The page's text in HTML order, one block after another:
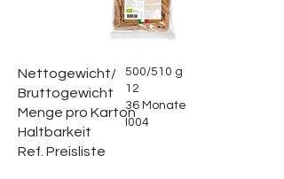
Nettogewicht/
Bruttogewicht
Menge pro Karton
Haltbarkeit
Ref. Preisliste
500/510 g
12
36 Monate
I004